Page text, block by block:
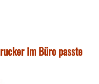
im Büro passte